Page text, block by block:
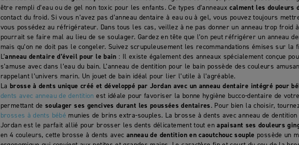
être rempli d’eau ou de gel non toxic pour les enfants. Ce types d’anneauxcalment les douleurs
contact du froid. Si vous n’avez pas d’anneau dentaire à eau ou à gel, vous pouvez toujours
vous possédez au réfrigérateur. Dans tous les cas, veillez à ne pas donner un anneau trop froid
pourrait se faire mal au lieu de se soulager. Gardez en tête que l’on peut réfrigérer un anneau
mais qu’on ne doit pas le congeler. Suivez scrupuleusement les recommandations émises sur la
L’anneau dentaire d’éveil pour le bain : Il existe également des anneaux spécialement conçue
s’amuse avec dans l’eau du bain. L’anneau de dentition pour le bain possède des couleurs
rappelant l’univers marin. Un jouet de bain idéal pour lier l’utile à l’agréable.
La brosse à dents unique créé et développé par Jordan avec un anneau dentaire intégré pour
dents avec anneau de dentition est idéale pour favoriser la bonne hygiène bucco-dentaire de
permettant de soulager ses gencives durant les poussées dentaires. Pour bien la choisir,
brosses à dents bébé munies de brins extra-souples. La brosse à dents avec anneau de dentition
Jordan est le parfait allié pour brosser les dents délicatement tout enapaisant ses douleurs
en 4 couleurs, cette brosse à dents avec anneau de dentition en caoutchouc souple possède un